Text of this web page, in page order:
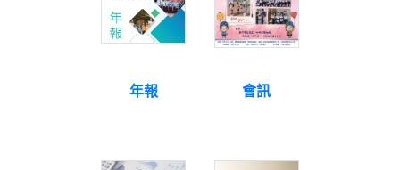
年報 會訊